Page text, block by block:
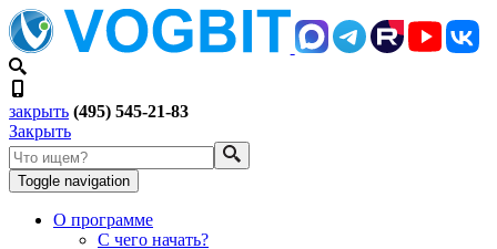
закрыть (495) 545-21-83
Закрыть
Toggle navigation
О программе
С чего начать?